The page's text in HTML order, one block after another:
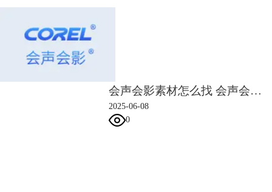
顺序排列。会声会影的自动生成字幕功能，不仅能减少手输文字的繁琐，
也能提高声音与字幕同步的准确度，不容易出现声音与字幕错位的问题。
会声会影素材怎么找 会声会影素材怎么导入
2025-06-08
0